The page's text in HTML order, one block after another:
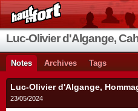
Luc-Olivier d'Algange,
Notes Archives Tags
Luc-Olivier d'Algange,
23/05/2024